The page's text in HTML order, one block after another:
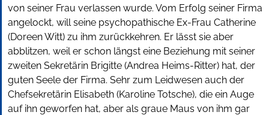
von seiner Frau verlassen wurde. Vom Erfolg seiner Firma
angelockt, will seine psychopathische Ex-Frau Catherine
(Doreen Witt) zu ihm zurückkehren. Er lässt sie aber
abblitzen, weil er schon längst eine Beziehung mit seiner
zweiten Sekretärin Brigitte (Andrea Heims-Ritter) hat, der
guten Seele der Firma. Sehr zum Leidwesen auch der
Chefsekretärin Elisabeth (Karoline Totsche), die ein Auge
auf ihn geworfen hat, aber als graue Maus von ihm gar